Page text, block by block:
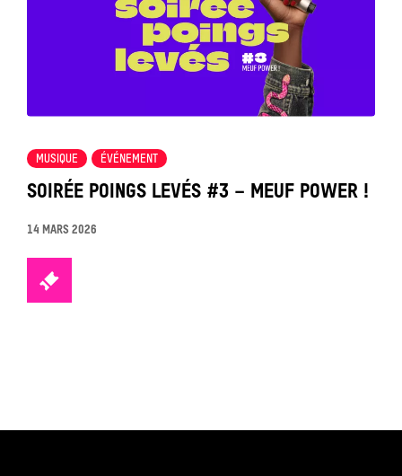
SOIRÉE POINGS LEVÉS #3 – MEUF POWER !
MUSIQUE ÉVÉNEMENT
14 MARS 2026
TICKETS